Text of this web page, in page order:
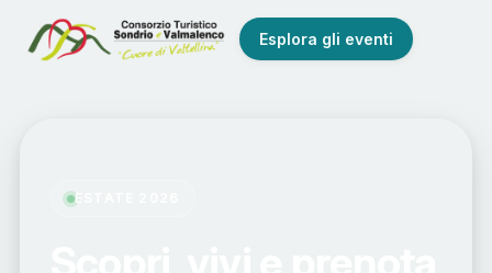
Esplora gli eventi
ESTATE 2026